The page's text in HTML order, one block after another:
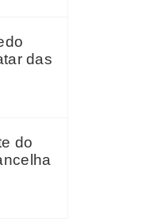
das
do